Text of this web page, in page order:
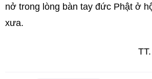
nở trong lòng bàn tay đức Phật ở
xưa.
TT.